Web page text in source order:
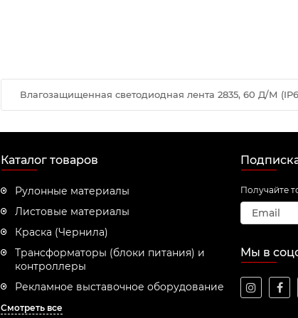
Влагозащищенная светодиодная лента 2835, 60 Д/М
Каталог товаров
Рулонные материалы
Листовые материалы
Краска (Чернила)
Трансформаторы (блоки питания) и
контроллеры
Рекламное выставочное оборудование
Смотреть все
Получайте
Мы в